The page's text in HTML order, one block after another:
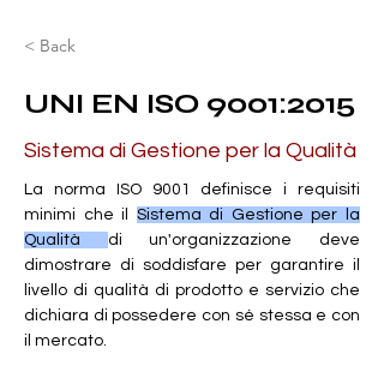
< Back
UNI EN ISO 9001:2015
Sistema di Gestione per la Qualità
La norma ISO 9001 definisce i requisiti
minimi che il Sistema di Gestione per la
Qualità di un'organizzazione deve
dimostrare di soddisfare per garantire il
livello di qualità di prodotto e servizio che
dichiara di possedere con sé stessa e con
il mercato.